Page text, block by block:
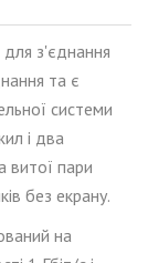
з'єднання
та є
системи
і два
витої пари
без екрану.
на